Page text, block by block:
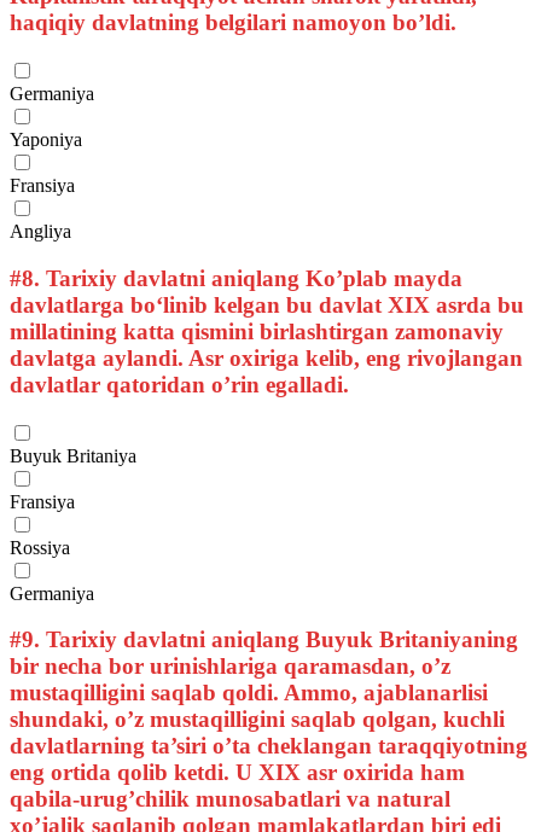
haqiqiy davlatning belgilari namoyon bo’ldi.
Germaniya
Yaponiya
Fransiya
Angliya
#8. Tarixiy davlatni aniqlang Ko’plab mayda
davlatlarga bo‘linib kelgan bu davlat XIX asrda bu
millatining katta qismini birlashtirgan zamonaviy
davlatga aylandi. Asr oxiriga kelib, eng rivojlangan
davlatlar qatoridan o’rin egalladi.
Buyuk Britaniya
Fransiya
Rossiya
Germaniya
#9. Tarixiy davlatni aniqlang Buyuk Britaniyaning
bir necha bor urinishlariga qaramasdan, o’z
mustaqilligini saqlab qoldi. Ammo, ajablanarlisi
shundaki, o’z mustaqilligini saqlab qolgan, kuchli
davlatlarning ta’siri o’ta cheklangan taraqqiyotning
eng ortida qolib ketdi. U XIX asr oxirida ham
qabila-urug’chilik munosabatlari va natural
xo’jalik saqlanib qolgan mamlakatlardan biri edi